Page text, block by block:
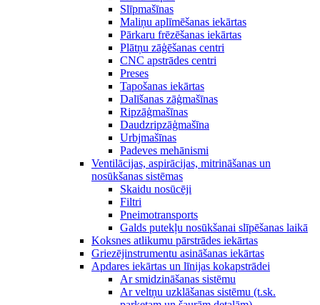
Slīpmašīnas
Maliņu aplīmēšanas iekārtas
Pārkaru frēzēšanas iekārtas
Plātņu zāģēšanas centri
CNC apstrādes centri
Preses
Tapošanas iekārtas
Dalīšanas zāģmašīnas
Ripzāģmašīnas
Daudzripzāģmašīna
Urbjmašīnas
Padeves mehānismi
Ventilācijas, aspirācijas, mitrināšanas un
nosūkšanas sistēmas
Skaidu nosūcēji
Filtri
Pneimotransports
Galds putekļu nosūkšanai slīpēšanas laikā
Koksnes atlikumu pārstrādes iekārtas
Griezējinstrumentu asināšanas iekārtas
Apdares iekārtas un līnijas kokapstrādei
Ar smidzināšanas sistēmu
Ar veltņu uzklāšanas sistēmu (t.sk.